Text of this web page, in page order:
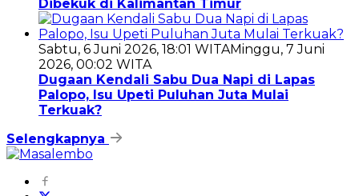
Dibekuk di Kalimantan Timur
Sabtu, 6 Juni 2026, 18:01 WITAMinggu, 7 Juni
2026, 00:02 WITA
Dugaan Kendali Sabu Dua Napi di Lapas
Palopo, Isu Upeti Puluhan Juta Mulai
Terkuak?
Selengkapnya